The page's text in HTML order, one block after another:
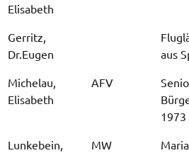
Elisabeth
Gerritz,
Dr.Eugen
aus
Michelau,
Elisabeth
AFV
1973
Lunkebein,
MW